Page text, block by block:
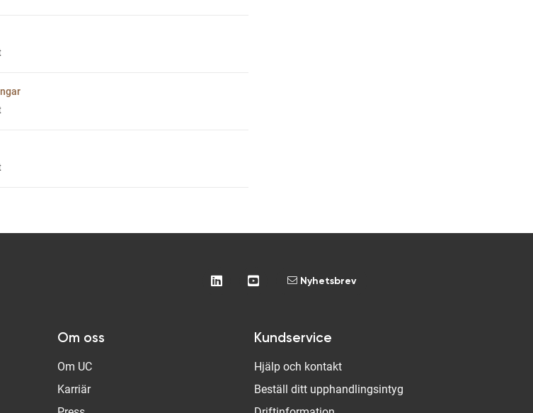
Nyhetsbrev
Om oss
Om UC
Karriär
Kundservice
Hjälp och kontakt
Beställ ditt upphandlingsintyg